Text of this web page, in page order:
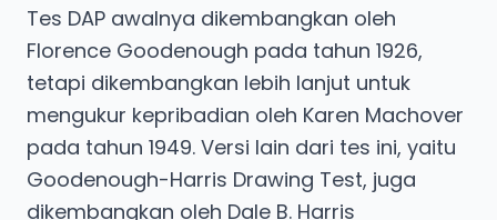
Tes DAP awalnya dikembangkan oleh
Florence Goodenough pada tahun 1926,
tetapi dikembangkan lebih lanjut untuk
mengukur kepribadian oleh Karen Machover
pada tahun 1949. Versi lain dari tes ini, yaitu
Goodenough-Harris Drawing Test, juga
dikembangkan oleh Dale B. Harris